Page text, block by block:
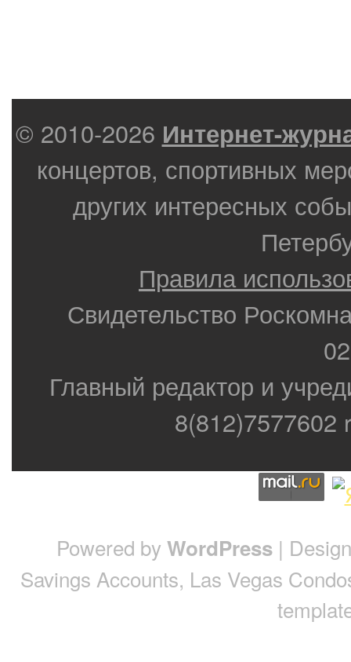
© 2010-2026 Интернет-
концертов, спортивных
других интересных
Правила
Свидетельство
Главный редактор и
8(812)7577602
Powered by WordPress |
Savings Accounts, Las Vegas